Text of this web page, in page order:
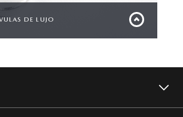
DE LUJO
este set de tapas de lujo para